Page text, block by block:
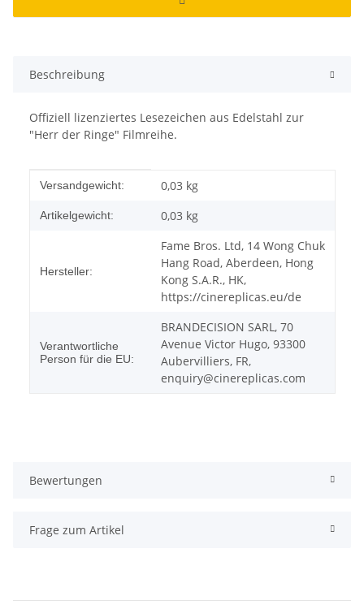
Beschreibung
Offiziell lizenziertes Lesezeichen aus Edelstahl zur
"Herr der Ringe" Filmreihe.
Produkteigenschaft
Wert
Versandgewicht: 0,03 kg
Artikelgewicht: 0,03 kg
Hersteller:
Fame Bros. Ltd, 14 Wong Chuk
Hang Road, Aberdeen, Hong
Kong S.A.R., HK,
https://cinereplicas.eu/de
Verantwortliche
Person für die EU:
BRANDECISION SARL, 70
Avenue Victor Hugo, 93300
Aubervilliers, FR,
enquiry@cinereplicas.com
Bewertungen
Frage zum Artikel